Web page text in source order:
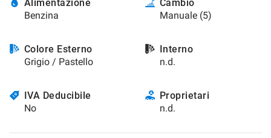
Alimentazione
Benzina
Cambio
Manuale (5)
Colore Esterno
Grigio / Pastello
Interno
n.d.
IVA Deducibile
No
Proprietari
n.d.